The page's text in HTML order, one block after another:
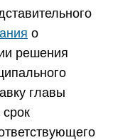
о
решения
главы